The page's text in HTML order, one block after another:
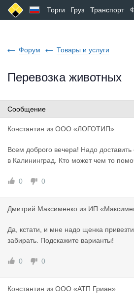
Торги Груз Транспорт
Форум Товары и услуги
Перевозка животных
Сообщение
Константин из ООО «ЛОГОТИП»
Всем доброго вечера! Надо
в Калининград. Кто может чем то
0 0
Дмитрий Максименко из ИП
Да, кстати, и мне надо щенка
забирать. Подскажите варианты!
0 0
Константин из ООО «АТП Гриан»